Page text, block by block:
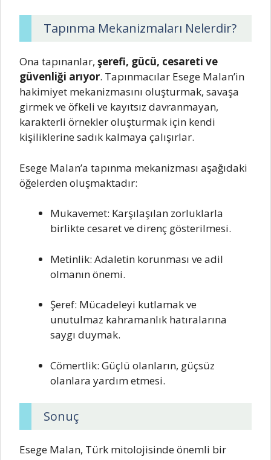
Tapınma Mekanizmaları Nelerdir?
Ona tapınanlar, şerefi, gücü, cesareti ve
güvenliği arıyor. Tapınmacılar Esege Malan’in
hakimiyet mekanizmasını oluşturmak, savaşa
girmek ve öfkeli ve kayıtsız davranmayan,
karakterli örnekler oluşturmak için kendi
kişiliklerine sadık kalmaya çalışırlar.
Esege Malan’a tapınma mekanizması aşağıdaki
öğelerden oluşmaktadır:
Mukavemet: Karşılaşılan zorluklarla
birlikte cesaret ve direnç gösterilmesi.
Metinlik: Adaletin korunması ve adil
olmanın önemi.
Şeref: Mücadeleyi kutlamak ve
unutulmaz kahramanlık hatıralarına
saygı duymak.
Cömertlik: Güçlü olanların, güçsüz
olanlara yardım etmesi.
Sonuç
Esege Malan, Türk mitolojisinde önemli bir